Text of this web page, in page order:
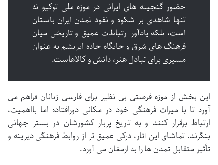
حضور گنجینه های ایرانی در موزه ملی توکیو نه
تنها شاهدی بر شکوه و نفوذ تمدن ایران باستان
است، بلکه یادآور ارتباطات عمیق و تاریخی میان
فرهنگ های شرق و جایگاه جاده ابریشم به عنوان
مسیری برای تبادل هنر، دانش و کالاهاست.
این بخش از موزه فرصتی بی نظیر برای فارسی زبانان فراهم می
آورد تا با میراث فرهنگی خود در مکانی دورافتاده اما بااهمیت،
ارتباط برقرار کنند و به تاریخ پربار کشورشان در بستر جهانی
بنگرند. تماشای این آثار، درکی عمیق تر از روابط فرهنگی دیرینه و
تأثیر متقابل تمدن ها را به ارمغان می آورد.